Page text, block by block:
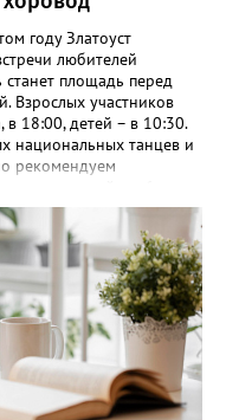
году Златоуст
любителей
площадь перед
Взрослых участников
в 18:00, детей – в 10:30.
национальных танцев и
рекомендуем
на той же площади, -
Репетиции состоятся в
то в большом
и взрослых в этом
«Златоустовский